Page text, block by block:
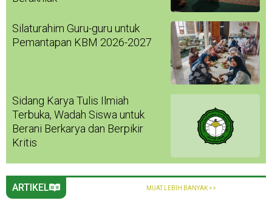
Silaturahim Guru-guru untuk
Pemantapan KBM 2026-2027
Sidang Karya Tulis Ilmiah
Terbuka, Wadah Siswa untuk
Berani Berkarya dan Berpikir
Kritis
ARTIKEL MUAT LEBIH BANYAK >>